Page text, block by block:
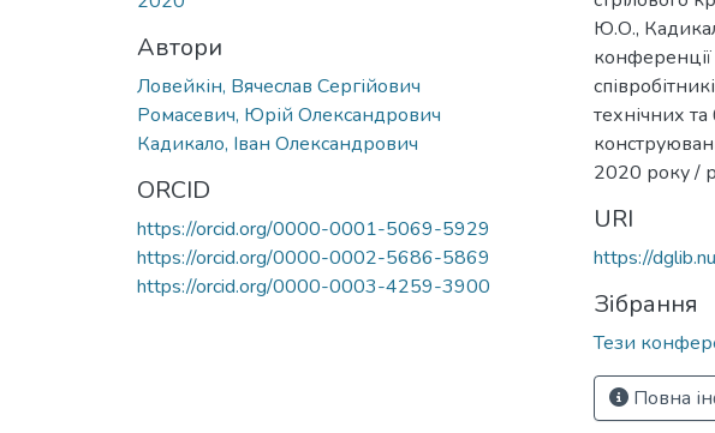
Автори
Ловейкін, Вячеслав Сергійович
Ромасевич, Юрій Олександрович
Кадикало, Іван Олександрович
ORCID
https://orcid.org/0000-0001-5069-5929
https://orcid.org/0000-0002-5686-5869
https://orcid.org/0000-0003-4259-3900
Ю.О.,
технічних
2020 року /
URI
https://
Зібрання
Тези
Повна